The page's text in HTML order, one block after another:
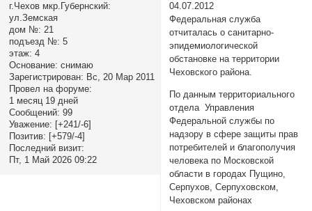
г.Чехов мкр.Губернский:
ул.Земская
дом №: 21
подъезд №: 5
этаж: 4
Основание: снимаю
Зарегистрирован: Вс, 20 Мар 2011
Провел на форуме:
1 месяц 19 дней
Сообщений: 99
Уважение: [+241/-6]
Позитив: [+579/-4]
Последний визит:
Пт, 1 Май 2026 09:22
04.07.2012
Федеральная служба
отчиталась о санитарно-
эпидемиологической
обстановке на территории
Чеховского района.
По данным территориального
отдела Управления
Федеральной службы по
надзору в сфере защиты прав
потребителей и благополучия
человека по Московской
области в городах Пущино,
Серпухов, Серпуховском,
Чеховском районах